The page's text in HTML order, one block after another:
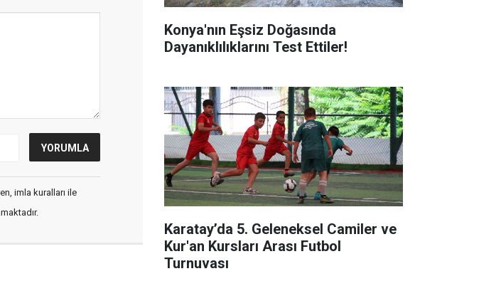
imla kuralları ile
Konya'nın Eşsiz Doğasında
Dayanıklılıklarını Test Ettiler!
Karatay’da 5. Geleneksel Camiler ve
Kur'an Kursları Arası Futbol
Turnuvası